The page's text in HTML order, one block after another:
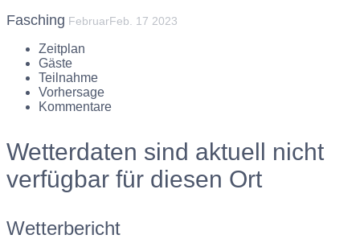
Fasching FebruarFeb. 17 2023
Zeitplan
Gäste
Teilnahme
Vorhersage
Kommentare
Wetterdaten sind aktuell nicht
verfügbar für diesen Ort
Wetterbericht